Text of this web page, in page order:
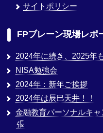
サイトポリシー
FPブレーン現場レポ
2024年に続き、2025年
NISA勉強会
2024年：新年ご挨拶
2024年は辰巳天井！！
金融教育パーソナルキ
張